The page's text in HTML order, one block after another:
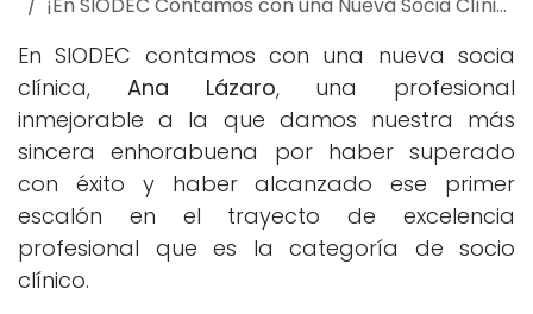
En SIODEC contamos con una nueva socia
clínica, Ana Lázaro, una profesional
inmejorable a la que damos nuestra más
sincera enhorabuena por haber superado
con éxito y haber alcanzado ese primer
escalón en el trayecto de excelencia
profesional que es la categoría de socio
clínico.